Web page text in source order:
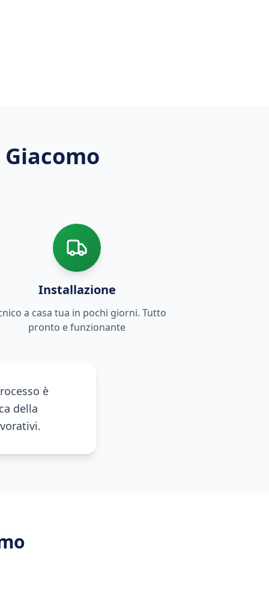
Giacomo
Installazione
a casa tua in pochi giorni. Tutto
pronto e funzionante
è
della